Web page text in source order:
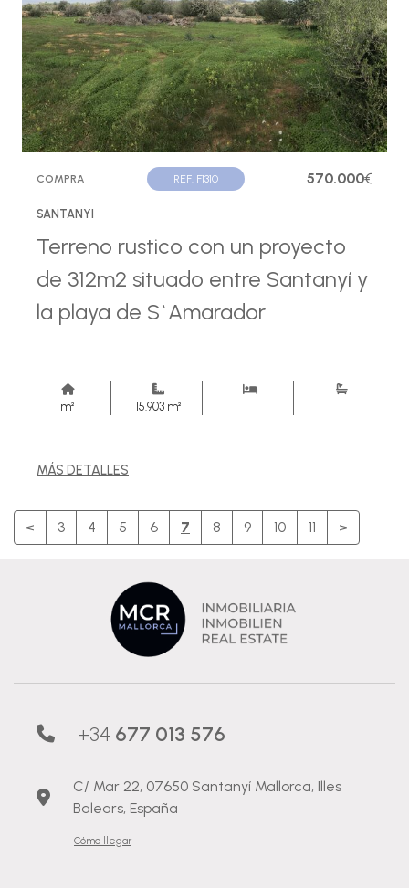
COMPRA REF. F1310 570.000€
SANTANYI
Terreno rustico con un proyecto
de 312m2 situado entre Santanyí y
la playa de S`Amarador
m² 15.903 m²
MÁS DETALLES
< 3 4 5 6 7 8 9 10 11 >
+34 677 013 576
C/ Mar 22, 07650 Santanyí Mallorca, Illes
Balears, España
Cómo llegar